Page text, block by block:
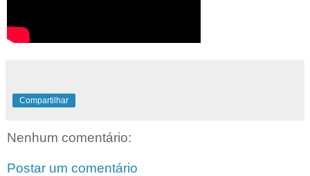
Compartilhar
Nenhum comentário:
Postar um comentário